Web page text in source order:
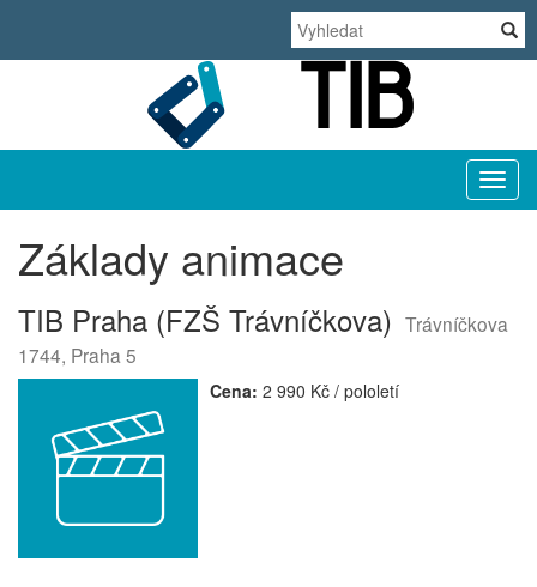
TIB
Základy animace
TIB Praha (FZŠ Trávníčkova) Trávníčkova
1744, Praha 5
Cena: 2 990 Kč / pololetí